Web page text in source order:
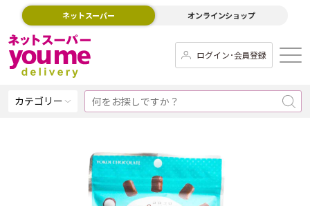
ネットスーパー オンラインショップ
ログイン･会員登録
カテゴリー